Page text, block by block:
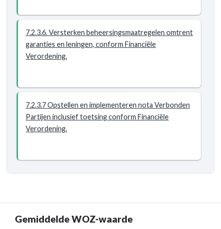
7.2.3.6. Versterken beheersingsmaatregelen omtrent
garanties en leningen, conform Financiële
Verordening.
7.2.3.7 Opstellen en implementeren nota Verbonden
Partijen inclusief toetsing conform Financiële
Verordening.
Gemiddelde WOZ-waarde